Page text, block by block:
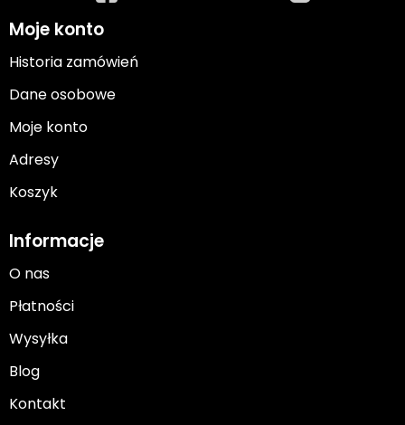
Moje konto
Historia zamówień
Dane osobowe
Moje konto
Adresy
Koszyk
Informacje
O nas
Płatności
Wysyłka
Blog
Kontakt